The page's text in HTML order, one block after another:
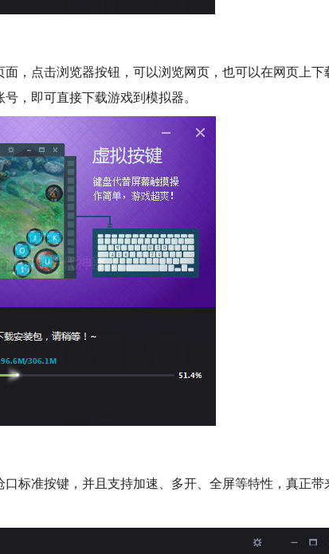
，点击浏览器按钮，可以浏览网页，也可以在网页上下
，即可直接下载游戏到模拟器。
标准按键，并且支持加速、多开、全屏等特性，真正带